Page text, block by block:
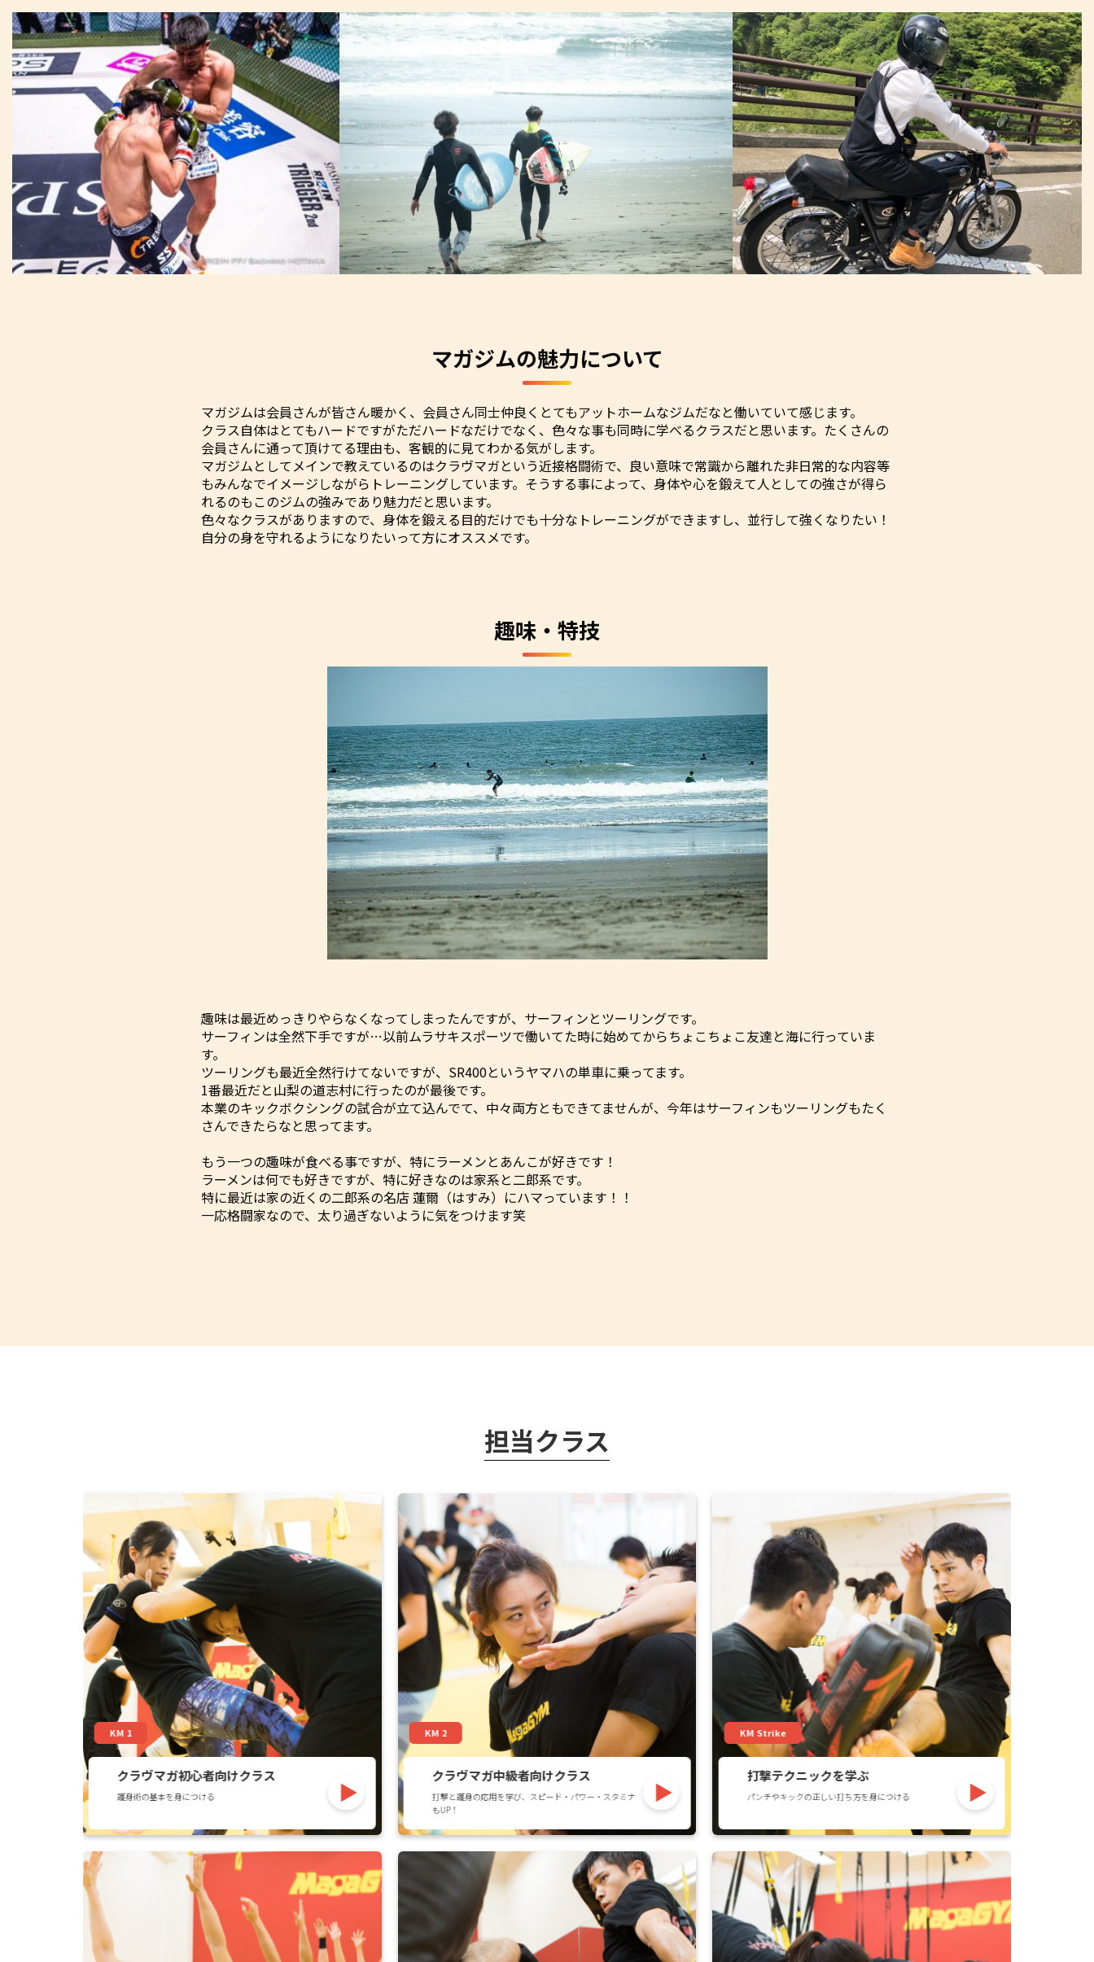
マガジムの魅力について
マガジムは会員さんが皆さん暖かく、会員さん同士仲良くとてもアットホームなジムだなと働いていて感じます。
クラス自体はとてもハードですがただハードなだけでなく、色々な事も同時に学べるクラスだと思います。たくさんの
会員さんに通って頂けてる理由も、客観的に見てわかる気がします。
マガジムとしてメインで教えているのはクラヴマガという近接格闘術で、良い意味で常識から離れた非日常的な内容等
もみんなでイメージしながらトレーニングしています。そうする事によって、身体や心を鍛えて人としての強さが得ら
れるのもこのジムの強みであり魅力だと思います。
色々なクラスがありますので、身体を鍛える目的だけでも十分なトレーニングができますし、並行して強くなりたい！
自分の身を守れるようになりたいって方にオススメです。
趣味・特技
趣味は最近めっきりやらなくなってしまったんですが、サーフィンとツーリングです。
サーフィンは全然下手ですが…以前ムラサキスポーツで働いてた時に始めてからちょこちょこ友達と海に行っていま
す。
ツーリングも最近全然行けてないですが、SR400というヤマハの単車に乗ってます。
1番最近だと山梨の道志村に行ったのが最後です。
本業のキックボクシングの試合が立て込んでて、中々両方ともできてませんが、今年はサーフィンもツーリングもたく
さんできたらなと思ってます。
もう一つの趣味が食べる事ですが、特にラーメンとあんこが好きです！
ラーメンは何でも好きですが、特に好きなのは家系と二郎系です。
特に最近は家の近くの二郎系の名店 蓮爾（はすみ）にハマっています！！
一応格闘家なので、太り過ぎないように気をつけます笑
担当クラス
KM 1
クラヴマガ初心者向けクラス
護身術の基本を身につける
KM 2
クラヴマガ中級者向けクラス
打撃と護身の応用を学び、スピード・パワー・スタミナ
もUP！
KM Strike
打撃テクニックを学ぶ
パンチやキックの正しい打ち方を身につける